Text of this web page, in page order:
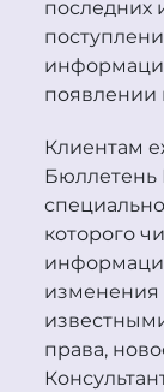
последних
появлении
Клиентам
Бюллетень
которого
изменения
права,